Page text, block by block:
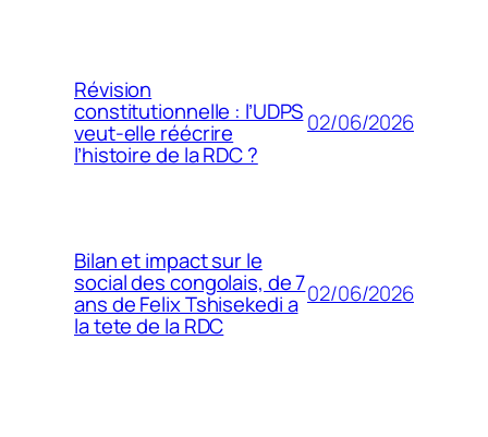
Révision
constitutionnelle : l’UDPS
veut-elle réécrire
l’histoire de la RDC ?
02/06/2026
Bilan et impact sur le
social des congolais, de 7
ans de Felix Tshisekedi a
la tete de la RDC
02/06/2026